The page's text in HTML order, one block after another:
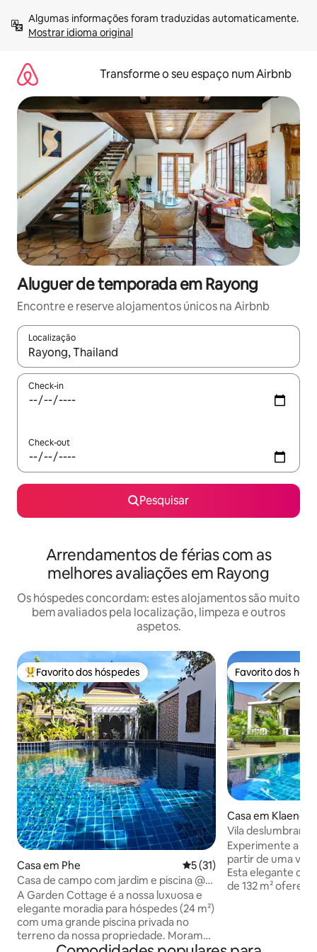
para
Mostrar idioma original
Transforme o seu espaço num Airbnb
Aluguer de temporada em Rayong
Encontre e reserve alojamentos únicos na Airbnb
Localização
Quando os resultados estiverem disponíveis, navegue com
Check-in
Check-out
Pesquisar
Arrendamentos de férias com as
melhores avaliações em Rayong
Os hóspedes concordam: estes alojamentos são muito
bem avaliados pela localização, limpeza e outros
aspetos.
Favoritos dos hóspedes mais apreciados
Favorito dos hóspedes
Casa em Phe Classificação média de 5
5 (31)
Casa de campo com jardim e piscina @
VIP Chain Resort
A Garden Cottage é a nossa luxuosa e
elegante moradia para hóspedes (24 m²)
com uma grande piscina privada no
terreno da nossa propriedade. Moramos
nas proximidades. A 250 m da praia,
Favorito dos
Favorito dos
Casa em Klaeng
Vila
Village Ban Phe
Experimente a
partir de uma
Esta elegante
de 132 m²